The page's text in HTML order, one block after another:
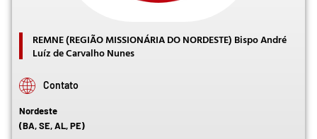
REMNE (REGIÃO MISSIONÁRIA DO NORDESTE) Bispo André
Luíz de Carvalho Nunes
Contato
Nordeste
(BA, SE, AL, PE)